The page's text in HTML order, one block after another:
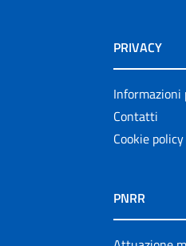
PRIVACY
Informazioni
Contatti
Cookie policy
PNRR